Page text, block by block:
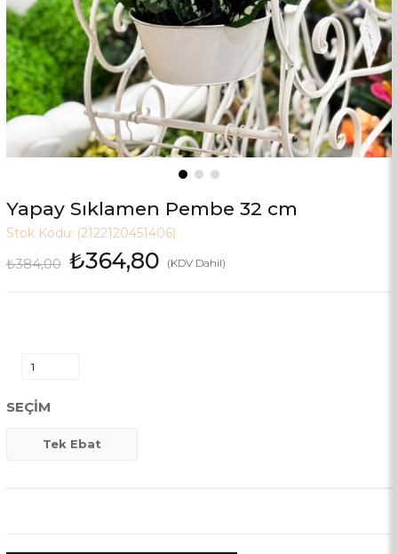
Yapay Sıklamen Pembe 32 cm
Stok Kodu: (2122120451406)
₺384,00 ₺364,80 (KDV Dahil)
SEÇIM
Tek Ebat